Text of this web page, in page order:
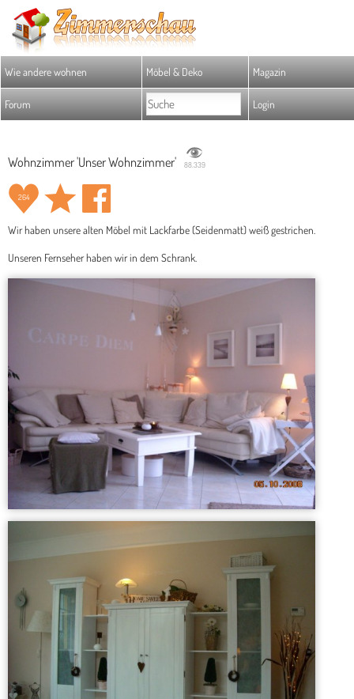
Wie andere wohnen Möbel & Deko Magazin
Forum Login
Wohnzimmer 'Unser Wohnzimmer' 88.339
264
Wir haben unsere alten Möbel mit Lackfarbe (Seidenmatt) weiß gestrichen.
Unseren Fernseher haben wir in dem Schrank.